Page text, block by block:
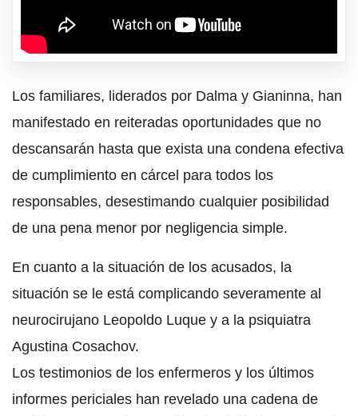
Los familiares, liderados por Dalma y Gianinna, han
manifestado en reiteradas oportunidades que no
descansarán hasta que exista una condena efectiva
de cumplimiento en cárcel para todos los
responsables, desestimando cualquier posibilidad
de una pena menor por negligencia simple.
En cuanto a la situación de los acusados, la
situación se le está complicando severamente al
neurocirujano Leopoldo Luque y a la psiquiatra
Agustina Cosachov.
Los testimonios de los enfermeros y los últimos
informes periciales han revelado una cadena de